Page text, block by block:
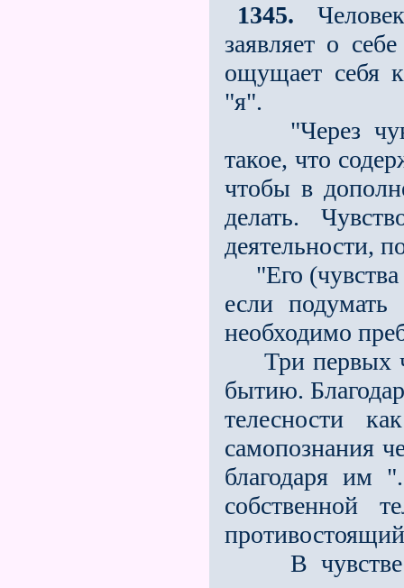
1345.
заявляет о
ощущает себя
"я".
"Через
такое, что
чтобы в
делать.
деятельности,
"Его (чувства
если
необходимо
Три первых
бытию.
телесности
самопознания
благодаря им
собственной
В чувстве